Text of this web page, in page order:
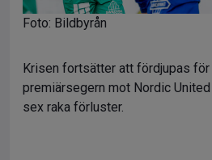
Foto: Bildbyrån
Krisen fortsätter att fördjupas för
premiärsegern mot Nordic
sex raka förluster.